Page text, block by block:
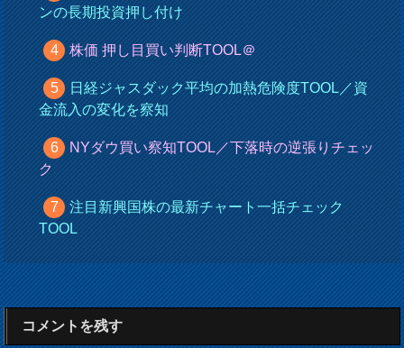
ンの長期投資押し付け
株価 押し目買い判断TOOL＠
日経ジャスダック平均の加熱危険度TOOL／資
金流入の変化を察知
NYダウ買い察知TOOL／下落時の逆張りチェッ
ク
注目新興国株の最新チャート一括チェック
TOOL
コメントを残す